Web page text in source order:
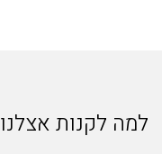
למה לקנות אצלנו